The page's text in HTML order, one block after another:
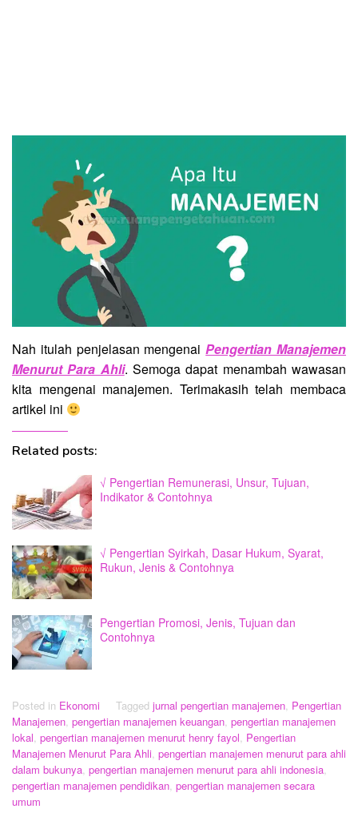
Nah itulah penjelasan mengenaiPengertian Manajemen
Menurut Para Ahli. Semoga dapat menambah wawasan
kita mengenai manajemen. Terimakasih telah membaca
artikel ini
Related posts:
√ Pengertian Remunerasi, Unsur, Tujuan,
Indikator & Contohnya
√ Pengertian Syirkah, Dasar Hukum, Syarat,
Rukun, Jenis & Contohnya
Pengertian Promosi, Jenis, Tujuan dan
Contohnya
Posted in Ekonomi Tagged jurnal pengertian manajemen Pengertian
Manajemen pengertian manajemen keuangan pengertian manajemen
lokal pengertian manajemen menurut henry fayol Pengertian
Manajemen Menurut Para Ahli pengertian manajemen menurut para ahli
dalam bukunya pengertian manajemen menurut para ahli indonesia
pengertian manajemen pendidikan pengertian manajemen secara
umum